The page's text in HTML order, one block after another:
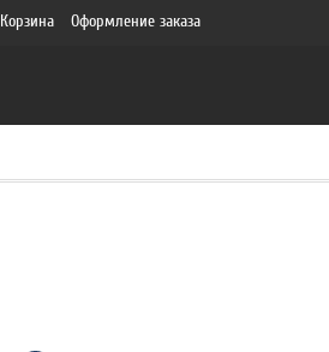
Корзина Оформление заказа